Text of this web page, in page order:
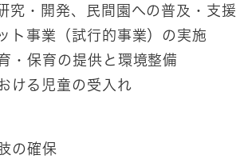
究・開発、民間園への普及・支援
ト事業（試行的事業）の実施
・保育の提供と環境整備
ける児童の受入れ
の確保